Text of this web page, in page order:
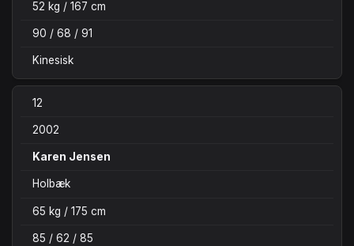
52 kg / 167 cm
90 / 68 / 91
Kinesisk
12
2002
Karen Jensen
Holbæk
65 kg / 175 cm
85 / 62 / 85